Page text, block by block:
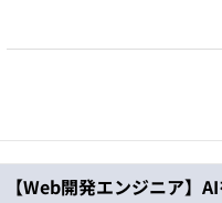
【Web開発エンジニア】